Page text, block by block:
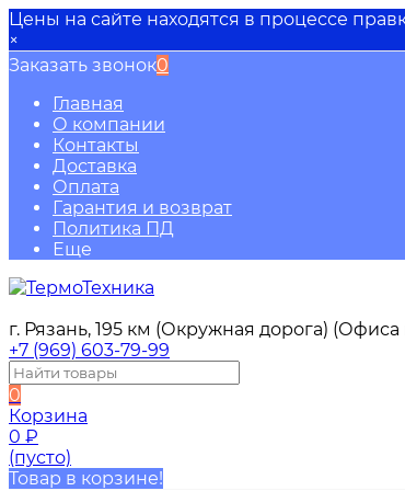
Цены на сайте находятся в процессе
×
Заказать звонок0
Главная
О компании
Контакты
Доставка
Оплата
Гарантия и возврат
Политика ПД
Еще
г. Рязань, 195 км (Окружная дорога)
+7 (969) 603-79-99
0
Корзина
0 ₽
(пусто)
Товар в корзине!